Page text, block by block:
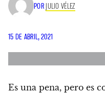
POR JULIO VÉLEZ
15 DE ABRIL, 2021
Es una pena, pero es